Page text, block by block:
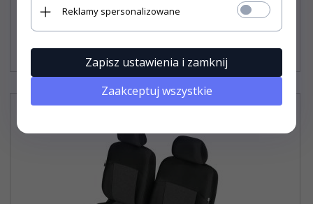
* z podatkiem VAT
Reklamy spersonalizowane
Zapisz ustawienia i zamknij
Zaakceptuj wszystkie